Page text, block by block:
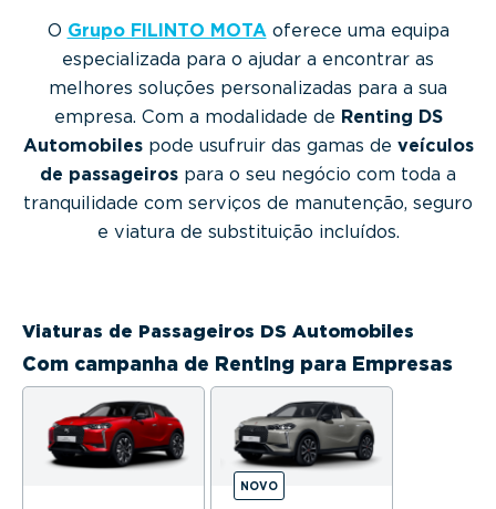
a
n
O Grupo FILINTO MOTAoferece uma equipa
especializada para o ajudar a encontrar as
melhores soluções personalizadas para a sua
empresa. Com a modalidade de Renting DS
Automobilespode usufruir das gamas de veículos
de passageiros para o seu negócio com toda a
tranquilidade com serviços de manutenção, seguro
e viatura de substituição incluídos.
Viaturas de Passageiros DS Automobiles
Com campanha de Renting para Empresas
NOVO